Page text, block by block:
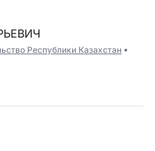
Республики Казахстан